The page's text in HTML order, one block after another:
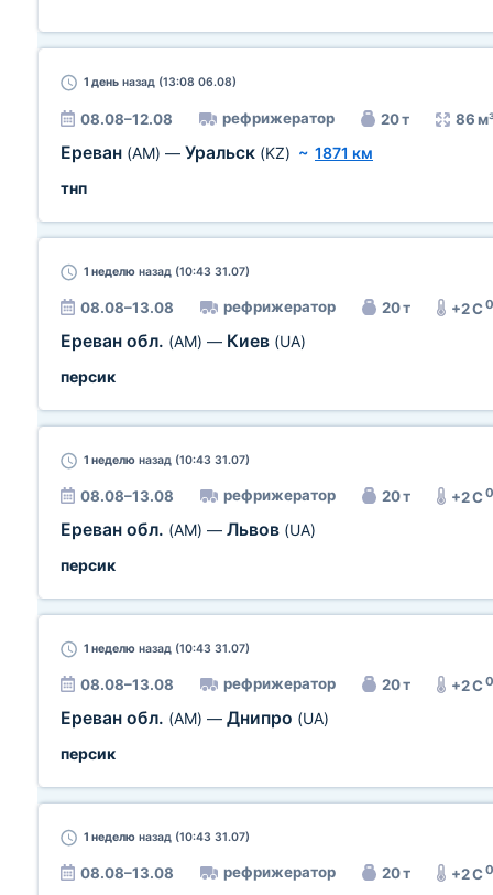
1 день назад (13:08 06.08)
08.08–12.08 рефрижератор 20 т 86
Ереван (AM) — Уральск (KZ) ~ 1871 км
тнп
1 неделю назад (10:43 31.07)
08.08–13.08 рефрижератор 20 т +2 C0
Ереван обл. (AM) — Киев (UA)
персик
1 неделю назад (10:43 31.07)
08.08–13.08 рефрижератор 20 т +2 C0
Ереван обл. (AM) — Львов (UA)
персик
1 неделю назад (10:43 31.07)
08.08–13.08 рефрижератор 20 т +2 C0
Ереван обл. (AM) — Днипро (UA)
персик
1 неделю назад (10:43 31.07)
08.08–13.08 рефрижератор 20 т +2 C0